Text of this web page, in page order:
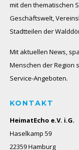
mit den thematischen
Geschäftswelt,
Stadtteilen der
Mit aktuellen News,
Menschen der Region
Service-Angeboten.
KONTAKT
HeimatEcho e.V. i.G.
Haselkamp 59
22359 Hamburg